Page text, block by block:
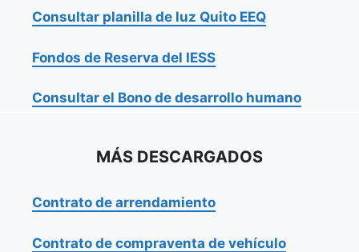
Consultar planilla de luz Quito EEQ
Fondos de Reserva del IESS
Consultar el Bono de desarrollo humano
MÁS DESCARGADOS
Contrato de arrendamiento
Contrato de compraventa de vehículo